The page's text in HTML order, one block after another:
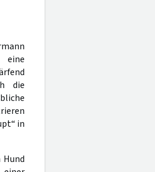
eine
die
in